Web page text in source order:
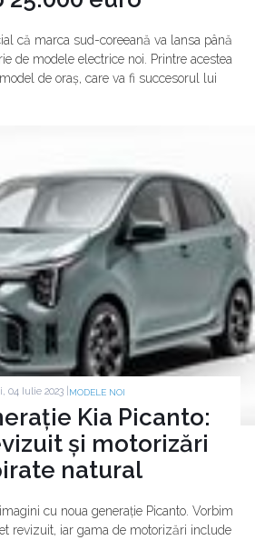
că marca sud-coreeană va lansa până
de modele electrice noi. Printre acestea
de oraș, care va fi succesorul lui
04 Iulie 2023 | MODELE NOI
Kia Picanto:
și motorizări
natural
cu noua generație Picanto. Vorbim
revizuit, iar gama de motorizări include